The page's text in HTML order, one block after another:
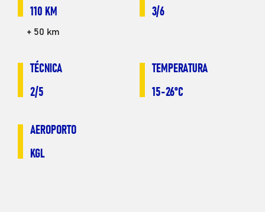
110 KM
+ 50 km
3/6
TÉCNICA
2/5
TEMPERATURA
15-26°C
AEROPORTO
KGL